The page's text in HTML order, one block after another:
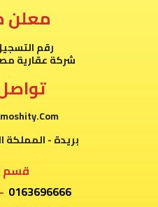
معلن
رقم التسجيل :
شركة عقارية
بريدة - المملكة
قسم
0163696666
-